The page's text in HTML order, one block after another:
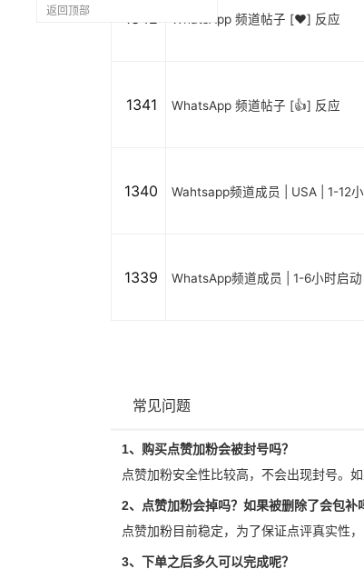
1342 WhatsApp 频道帖子 [❤️] 反应
1341 WhatsApp 频道帖子 [👍] 反应
1340 Wahtsapp频道成员 | USA | 1-12
1339 WhatsApp频道成员 | 1-6小时启动
常见问题
1、购买点赞加粉会被封号吗？
点赞加粉安全性比较高，不会出现封号。
2、点赞加粉会掉吗？如果被删除了会包补
点赞加粉目前稳定，为了保证点评真实性
3、下单之后多久可以完成呢？
返回顶部